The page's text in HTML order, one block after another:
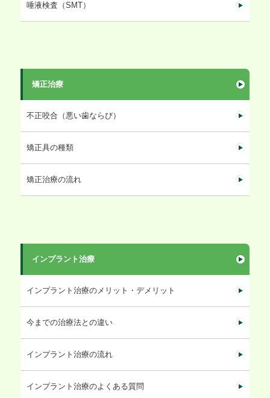
唾液検査（SMT）
矯正治療
不正咬合（悪い歯ならび）
矯正具の種類
矯正治療の流れ
インプラント治療
インプラント治療のメリット・デメリット
今までの治療法との違い
インプラント治療の流れ
インプラント治療のよくある質問